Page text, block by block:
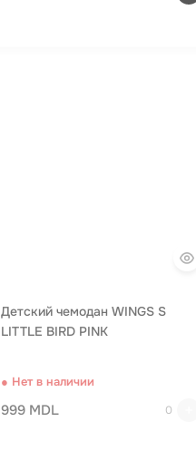
Детский чемодан WINGS S
LITTLE BIRD PINK
● Нет в наличии
999 MDL 0